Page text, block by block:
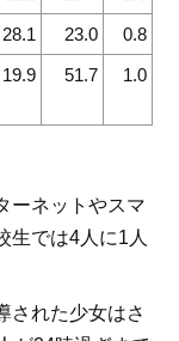
28.1 23.0
0.8
19.9 51.7 1.0
ーネットやスマ
生では4人に1人
された少女はさ